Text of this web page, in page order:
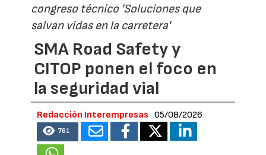
congreso técnico 'Soluciones que
salvan vidas en la carretera'
SMA Road Safety y
CITOP ponen el foco en
la seguridad vial
Redacción Interempresas 05/08/2026
761